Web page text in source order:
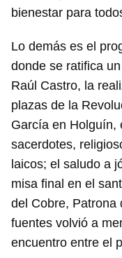
bienestar para
Lo demás es el
donde se ratifica
Raúl Castro, la
plazas de la
García en Holguín,
sacerdotes,
laicos; el saludo a
misa final en el
del Cobre, Patrona
fuentes volvió a
encuentro entre el